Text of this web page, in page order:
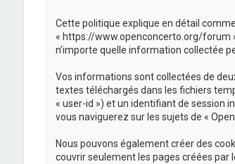
Cette politique explique en détail
« https://www.openconcerto.org/forum
n’importe quelle information collectée
Vos informations sont collectées de
textes téléchargés dans les fichiers
« user-id ») et un identifiant de session
vous naviguerez sur les sujets de «
Nous pouvons également créer des
couvrir seulement les pages créées par